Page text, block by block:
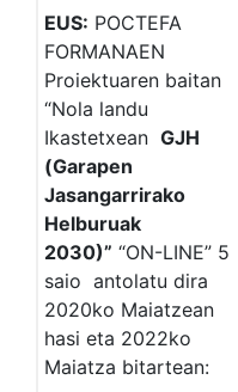
EUS: POCTEFA
FORMANAEN
Proiektuaren baitan
“Nola landu
Ikastetxean GJH
(Garapen
Jasangarrirako
Helburuak
2030)” “ON-LINE” 5
saio antolatu dira
2020ko Maiatzean
hasi eta 2022ko
Maiatza bitartean: